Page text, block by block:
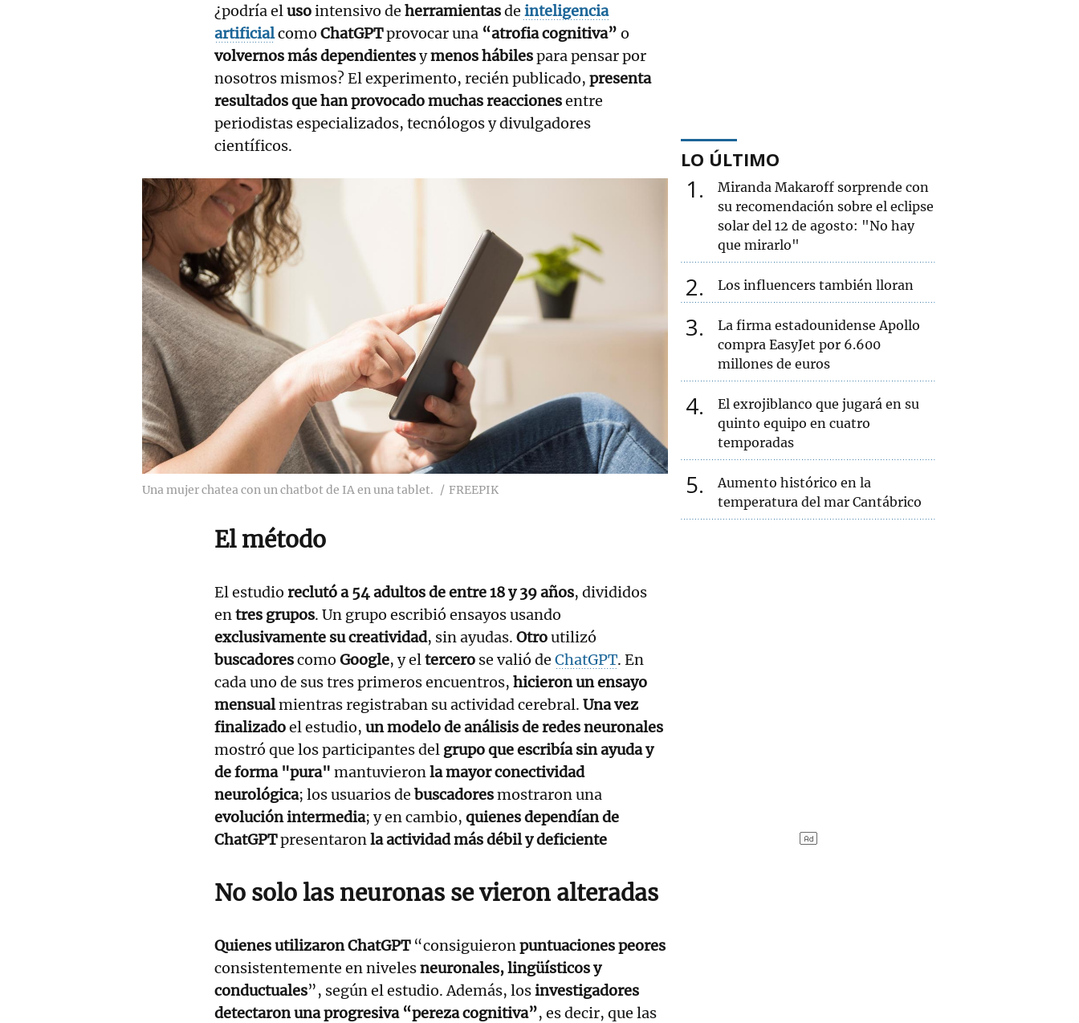
¿podría elusointensivo de herramientasde inteligencia
artificialcomo ChatGPTprovocar una “atrofia cognitiva” o
volvernos más dependientesymenos hábilespara pensar por
nosotros mismos? El experimento, recién publicado, presenta
resultados que han provocado muchas reaccionesentre
periodistas especializados, tecnólogos y divulgadores
científicos.
RELACIONADAS
“Vendemos el uso de la IA en
la enseñanza como una
innovación y una mejora
pero es una gran falacia”
Superman Trump: la Casa
Blanca tira de IA para
describir al mandatario
como "símbolo de
esperanza"
Una mujer chatea con un chatbot de IA en una tablet. FREEPIK
El método
El estudio reclutó a 54 adultos de entre 18 y 39 años, divididos
entres grupos. Un grupo escribió ensayos usando
exclusivamente su creatividad, sin ayudas. Otroutilizó
buscadorescomo Google, y eltercero se valió de ChatGPT. En
cada uno de sus tres primeros encuentros, hicieron un ensayo
mensualmientras registraban su actividad cerebral. Una vez
finalizadoel estudio, un modelo de análisis de redes neuronales
mostró que los participantes del grupo que escribía sin ayuda y
de forma "pura" mantuvieronla mayor conectividad
neurológica; los usuarios de buscadoresmostraron una
evolución intermedia; y en cambio, quienes dependían de
ChatGPTpresentaronla actividad más débil y deficiente
No solo las neuronas se vieron alteradas
Quienes utilizaron ChatGPT“consiguieronpuntuaciones peores
consistentemente en nivelesneuronales, lingüísticos y
conductuales”, según el estudio. Además, losinvestigadores
detectaron una progresiva “pereza cognitiva”, es decir, que las
LO ÚLTIMO
1
Miranda Makaroff sorprende con
su recomendación sobre el eclipse
solar del 12 de agosto: "No hay
que mirarlo"
2 Los influencers también lloran
3
La firma estadounidense Apollo
compra EasyJet por 6.600
millones de euros
4
El exrojiblanco que jugará en su
quinto equipo en cuatro
temporadas
5
Aumento histórico en la
temperatura del mar Cantábrico